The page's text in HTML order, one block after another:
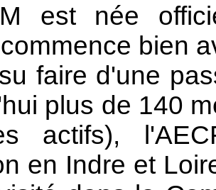
est née
bien
faire d'une
plus de 140
actifs),
en Indre et